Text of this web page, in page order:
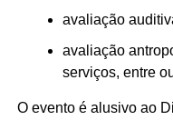
avaliação
avaliação
serviços, entre
O evento é alusivo ao